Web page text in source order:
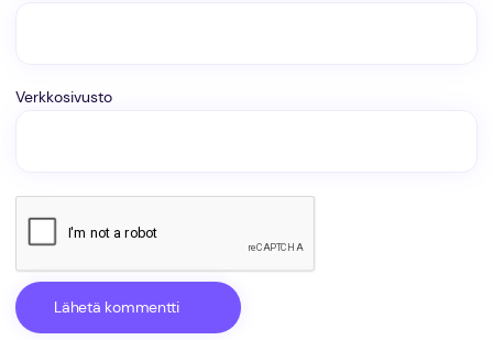
Verkkosivusto